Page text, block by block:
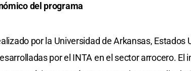
del programa
por la Universidad de Arkansas, Estados
por el INTA en el sector arrocero. El